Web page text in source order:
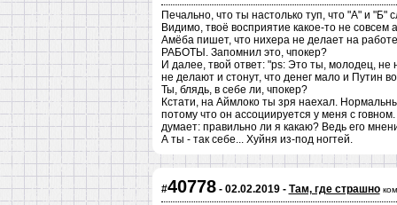
Печально, что ты настолько туп, что "А" и "Б"
Видимо, твоё восприятие какое-то не
Амёба пишет, что нихера не делает на
РАБОТЫ. Запомнил это, чпокер?
И далее, твой ответ: "ps: Это ты, молодец, не
не делают и стонут, что денег мало и Путин
Ты, блядь, в себе ли, чпокер?
Кстати, на Аймлоко ты зря наехал.
потому что он ассоциируется у меня с
думает: правильно ли я какаю? Ведь его
А ты - так себе... Хуйня из-под ногтей.
#40778- 02.02.2019 - Там, где страшно